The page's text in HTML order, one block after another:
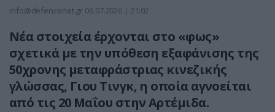
info@defencenet.gr 06.07.2026 | 21:02
Νέα στοιχεία έρχονται στο «φως»
σχετικά με την υπόθεση εξαφάνισης της
50χρονης μεταφράστριας κινεζικής
γλώσσας, Γιου Τινγκ, η οποία αγνοείται
από τις 20 Μαΐου στην Αρτέμιδα.